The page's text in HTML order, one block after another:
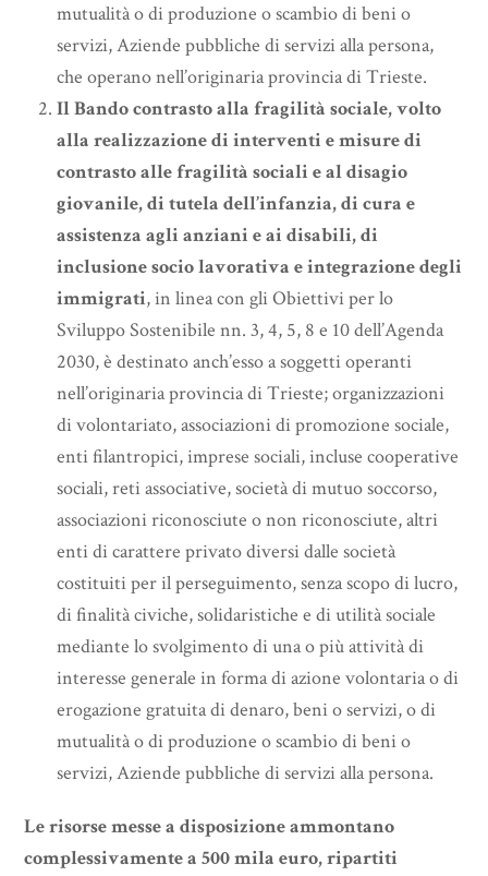
mutualità o di produzione o scambio di beni o
servizi, Aziende pubbliche di servizi alla persona,
che operano nell’originaria provincia di Trieste.
Il Bando contrasto alla fragilità sociale,volto
alla realizzazione di interventi e misure di
contrasto alle fragilità sociali e al disagio
giovanile, di tutela dell’infanzia, di cura e
assistenza agli anziani e ai disabili, di
inclusione socio lavorativa e integrazione degli
immigrati, in linea con gli Obiettivi per lo
Sviluppo Sostenibile nn. 3, 4, 5, 8 e 10 dell’Agenda
2030, è destinato anch’esso a soggetti operanti
nell’originaria provincia di Trieste; organizzazioni
di volontariato, associazioni di promozione sociale,
enti filantropici, imprese sociali, incluse cooperative
sociali, reti associative, società di mutuo soccorso,
associazioni riconosciute o non riconosciute, altri
enti di carattere privato diversi dalle società
costituiti per il perseguimento, senza scopo di lucro,
di finalità civiche, solidaristiche e di utilità sociale
mediante lo svolgimento di una o più attività di
interesse generale in forma di azione volontaria o di
erogazione gratuita di denaro, beni o servizi, o di
mutualità o di produzione o scambio di beni o
servizi, Aziende pubbliche di servizi alla persona.
Le risorse messe a disposizione ammontano
complessivamente a 500 mila euro, ripartiti